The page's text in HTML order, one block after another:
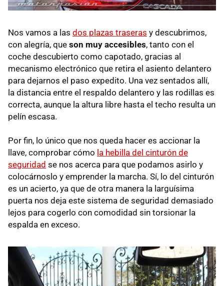
Nos vamos a las dos plazas traseras y descubrimos,
con alegría, que son muy accesibles, tanto con el
coche descubierto como capotado, gracias al
mecanismo electrónico que retira el asiento delantero
para dejarnos el paso expedito. Una vez sentados allí,
la distancia entre el respaldo delantero y las rodillas es
correcta, aunque la altura libre hasta el techo resulta un
pelín escasa.
Por fin, lo único que nos queda hacer es accionar la
llave, comprobar cómo la hebilla del cinturón de
seguridad se nos acerca para que podamos asirlo y
colocárnoslo y emprender la marcha. Sí, lo del cinturón
es un acierto, ya que de otra manera la larguísima
puerta nos deja este sistema de seguridad demasiado
lejos para cogerlo con comodidad sin torsionar la
espalda en exceso.